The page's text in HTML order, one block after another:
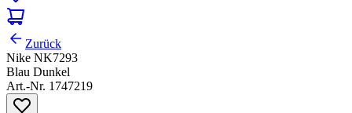
Zurück
Nike NK7293
Blau Dunkel
Art.-Nr. 1747219